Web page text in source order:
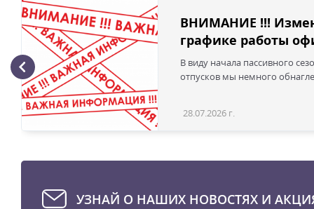
ВНИМАНИЕ !!!
графике работы
В виду начала пассивного
отпусков мы немного
28.07.2026 г.
УЗНАЙ О НАШИХ НОВОСТЯХ И